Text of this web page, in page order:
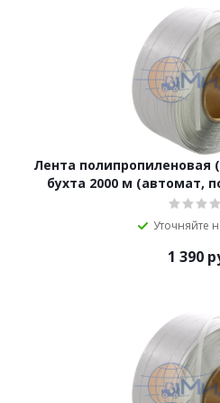
Лента полипропиленовая
бухта 2000 м (автомат,
Уточняйте
1 390